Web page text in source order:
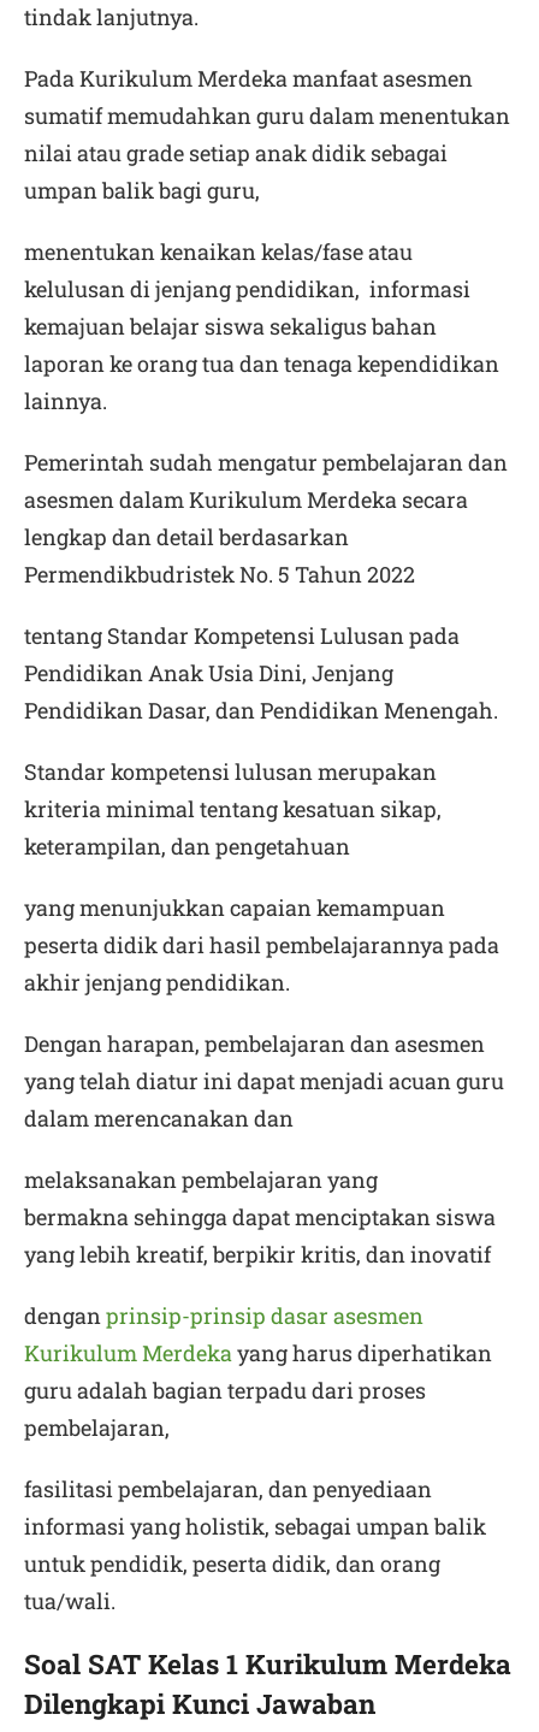
tindak lanjutnya.
Pada Kurikulum Merdeka manfaat asesmen
sumatif memudahkan guru dalam menentukan
nilai atau grade setiap anak didik sebagai
umpan balik bagi guru,
menentukan kenaikan kelas/fase atau
kelulusan di jenjang pendidikan, informasi
kemajuan belajar siswa sekaligus bahan
laporan ke orang tua dan tenaga kependidikan
lainnya.
Pemerintah sudah mengatur pembelajaran dan
asesmen dalam Kurikulum Merdeka secara
lengkap dan detail berdasarkan
Permendikbudristek No. 5 Tahun 2022
tentang Standar Kompetensi Lulusan pada
Pendidikan Anak Usia Dini, Jenjang
Pendidikan Dasar, dan Pendidikan Menengah.
Standar kompetensi lulusan merupakan
kriteria minimal tentang kesatuan sikap,
keterampilan, dan pengetahuan
yang menunjukkan capaian kemampuan
peserta didik dari hasil pembelajarannya pada
akhir jenjang pendidikan.
Dengan harapan, pembelajaran dan asesmen
yang telah diatur ini dapat menjadi acuan guru
dalam merencanakan dan
melaksanakan pembelajaran yang
bermakna sehingga dapat menciptakan siswa
yang lebih kreatif, berpikir kritis, dan inovatif
denganprinsip-prinsip dasar asesmen
Kurikulum Merdekayang harus diperhatikan
guru adalah bagian terpadu dari proses
pembelajaran,
fasilitasi pembelajaran, dan penyediaan
informasi yang holistik, sebagai umpan balik
untuk pendidik, peserta didik, dan orang
tua/wali.
Soal SAT Kelas 1 Kurikulum Merdeka
Dilengkapi Kunci Jawaban